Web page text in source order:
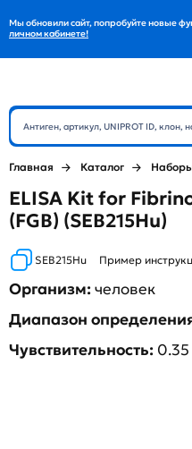
Мы обновили сайт, попробуйте новые
личном кабинете!
Главная Каталог
ELISA Kit for
(FGB) (SEB215Hu)
SEB215Hu Пример
Организм:человек
Диапазон
Чувствительность: